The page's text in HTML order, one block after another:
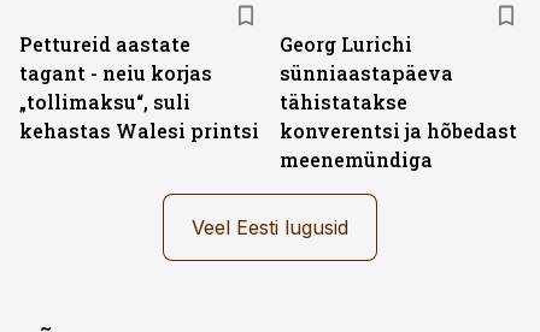
Pettureid aastate
tagant - neiu korjas
„tollimaksu“, suli
kehastas Walesi printsi
Georg Lurichi
sünniaastapäeva
tähistatakse
konverentsi ja hõbedast
meenemündiga
Veel Eesti lugusid